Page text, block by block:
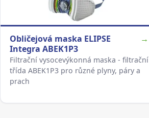
Obličejová maska ELIPSE
Integra ABEK1P3
→
Filtrační vysocevýkonná maska - filtrační
třída ABEK1P3 pro různé plyny, páry a
prach